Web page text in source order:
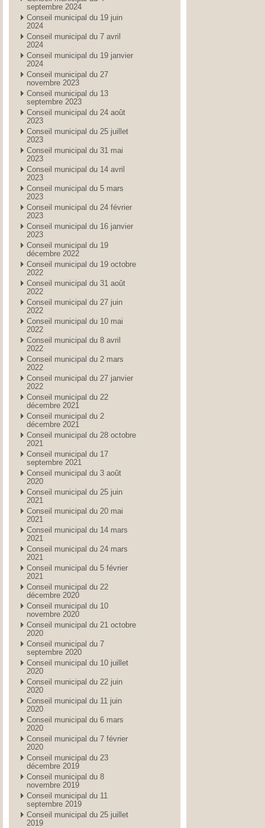
septembre 2024
Conseil municipal du 19 juin
2024
Conseil municipal du 7 avril
2024
Conseil municipal du 19 janvier
2024
Conseil municipal du 27
novembre 2023
Conseil municipal du 13
septembre 2023
Conseil municipal du 24 août
2023
Conseil municipal du 25 juillet
2023
Conseil municipal du 31 mai
2023
Conseil municipal du 14 avril
2023
Conseil municipal du 5 mars
2023
Conseil municipal du 24 février
2023
Conseil municipal du 16 janvier
2023
Conseil municipal du 19
décembre 2022
Conseil municipal du 19 octobre
2022
Conseil municipal du 31 août
2022
Conseil municipal du 27 juin
2022
Conseil municipal du 10 mai
2022
Conseil municipal du 8 avril
2022
Conseil municipal du 2 mars
2022
Conseil municipal du 27 janvier
2022
Conseil municipal du 22
décembre 2021
Conseil municipal du 2
décembre 2021
Conseil municipal du 28 octobre
2021
Conseil municipal du 17
septembre 2021
Conseil municipal du 3 août
2020
Conseil municipal du 25 juin
2021
Conseil municipal du 20 mai
2021
Conseil municipal du 14 mars
2021
Conseil municipal du 24 mars
2021
Conseil municipal du 5 février
2021
Conseil municipal du 22
décembre 2020
Conseil municipal du 10
novembre 2020
Conseil municipal du 21 octobre
2020
Conseil municipal du 7
septembre 2020
Conseil municipal du 10 juillet
2020
Conseil municipal du 22 juin
2020
Conseil municipal du 11 juin
2020
Conseil municipal du 6 mars
2020
Conseil municipal du 7 février
2020
Conseil municipal du 23
décembre 2019
Conseil municipal du 8
novembre 2019
Conseil municipal du 11
septembre 2019
Conseil municipal du 25 juillet
2019